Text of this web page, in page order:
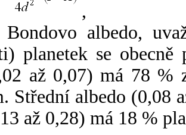
,
albedo,
planetek se
až 0,07) má 78 %
Střední albedo (0,08
až 0,28) má 18 %